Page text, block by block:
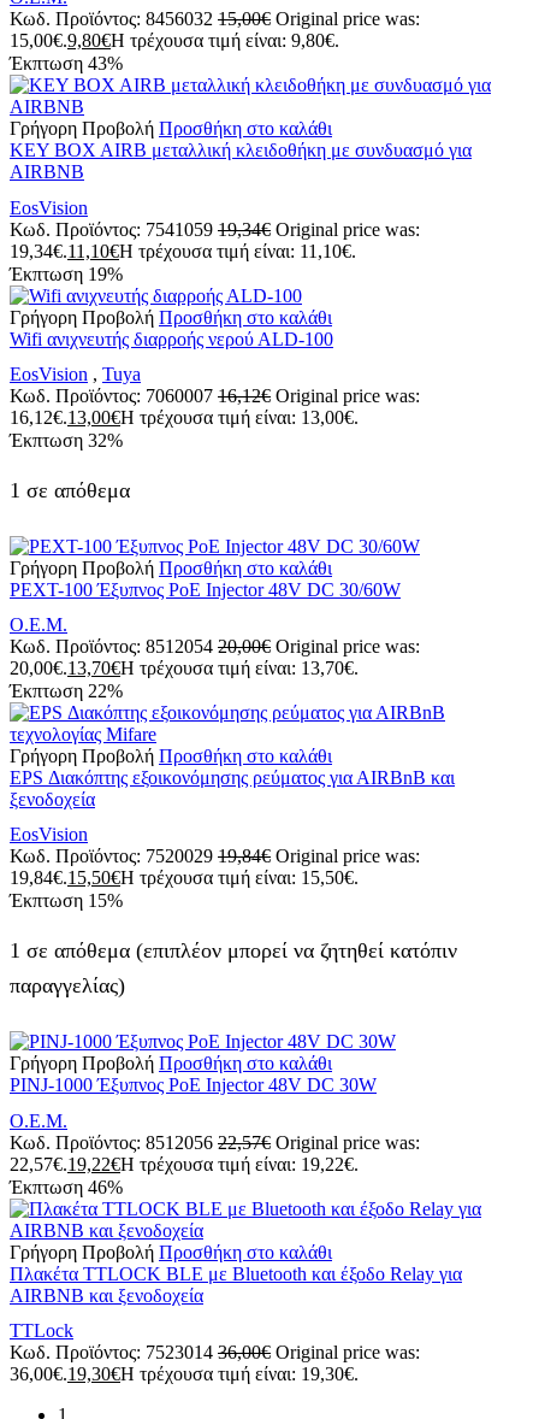
Κωδ. Προϊόντος: 8456032 15,00€ Original price was:
15,00€.9,80€Η τρέχουσα τιμή είναι: 9,80€.
Έκπτωση 43%
Γρήγορη Προβολή Προσθήκη στο καλάθι
KEY BOX AIRB μεταλλική κλειδοθήκη με συνδυασμό για
AIRBNB
EosVision
Κωδ. Προϊόντος: 7541059 19,34€ Original price was:
19,34€.11,10€Η τρέχουσα τιμή είναι: 11,10€.
Έκπτωση 19%
Γρήγορη Προβολή Προσθήκη στο καλάθι
Wifi ανιχνευτής διαρροής νερού ΑLD-100
EosVision , Tuya
Κωδ. Προϊόντος: 7060007 16,12€ Original price was:
16,12€.13,00€Η τρέχουσα τιμή είναι: 13,00€.
Έκπτωση 32%
1 σε απόθεμα
Γρήγορη Προβολή Προσθήκη στο καλάθι
PEXT-100 Έξυπνος PoE Injector 48V DC 30/60W
Ο.Ε.Μ.
Κωδ. Προϊόντος: 8512054 20,00€ Original price was:
20,00€.13,70€Η τρέχουσα τιμή είναι: 13,70€.
Έκπτωση 22%
Γρήγορη Προβολή Προσθήκη στο καλάθι
EPS Διακόπτης εξοικονόμησης ρεύματος για ΑΙRBnB και
ξενοδοχεία
EosVision
Κωδ. Προϊόντος: 7520029 19,84€ Original price was:
19,84€.15,50€Η τρέχουσα τιμή είναι: 15,50€.
Έκπτωση 15%
1 σε απόθεμα (επιπλέον μπορεί να ζητηθεί κατόπιν
παραγγελίας)
Γρήγορη Προβολή Προσθήκη στο καλάθι
PINJ-1000 Έξυπνος PoE Injector 48V DC 30W
Ο.Ε.Μ.
Κωδ. Προϊόντος: 8512056 22,57€ Original price was:
22,57€.19,22€Η τρέχουσα τιμή είναι: 19,22€.
Έκπτωση 46%
Γρήγορη Προβολή Προσθήκη στο καλάθι
Πλακέτα TTLOCK BLE με Bluetooth και έξοδο Relay για
AIRBNB και ξενοδοχεία
TTLock
Κωδ. Προϊόντος: 7523014 36,00€ Original price was:
36,00€.19,30€Η τρέχουσα τιμή είναι: 19,30€.
1